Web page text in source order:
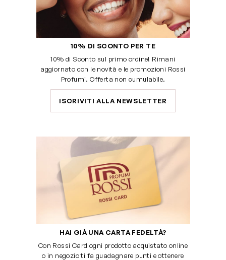
10% DI SCONTO PER TE
10% di Sconto sul primo ordine! Rimani
aggiornato con le novità e le promozioni Rossi
Profumi. Offerta non cumulabile.
ISCRIVITI ALLA NEWSLETTER
HAI GIÀ UNA CARTA FEDELTÀ?
Con Rossi Card ogni prodotto acquistato online
o in negozio ti fa guadagnare punti e ottenere